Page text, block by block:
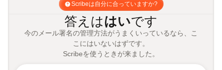
Scribeは自分に合っていますか?
答えははいです
今のメール署名の管理方法がうまくいっているなら、こ
こにはいないはずです。
Scribeを使うときが来ました。